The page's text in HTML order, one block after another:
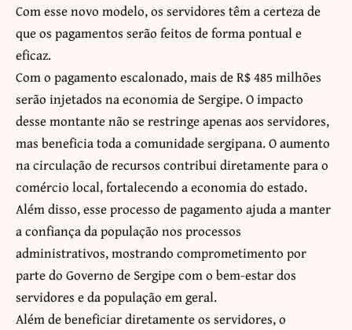
Com esse novo modelo, os servidores têm a certeza de
que os pagamentos serão feitos de forma pontual e
eficaz.
Com o pagamento escalonado, mais de R$ 485 milhões
serão injetados na economia de Sergipe. O impacto
desse montante não se restringe apenas aos servidores,
mas beneficia toda a comunidade sergipana. O aumento
na circulação de recursos contribui diretamente para o
comércio local, fortalecendo a economia do estado.
Além disso, esse processo de pagamento ajuda a manter
a confiança da população nos processos
administrativos, mostrando comprometimento por
parte do Governo de Sergipe com o bem-estar dos
servidores e da população em geral.
Além de beneficiar diretamente os servidores, o